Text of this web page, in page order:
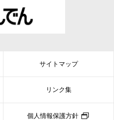
サイトマップ
リンク集
個人情報保護方針